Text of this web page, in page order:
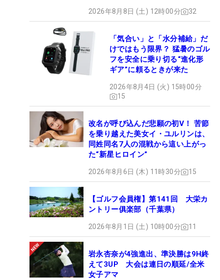
2026年8月8日 (土) 12時00分 32
「気合い」と「水分補給」だ
けではもう限界？ 猛暑のゴル
フを安全に乗り切る“進化形
ギア”に頼るときが来た
2026年8月4日 (火) 15時00分
15
改名が呼び込んだ悲願の初V！ 苦節
を乗り越えた美女イ・ユルリンは、
同姓同名7人の混戦から這い上がっ
た“新星ヒロイン”
2026年8月6日 (木) 11時30分 15
【ゴルフ会員権】第141回 大栄カ
ントリー俱楽部（千葉県）
2026年8月1日 (土) 10時00分 11
岩永杏奈が4強進出、準決勝は9H終
えて3UP 大会は連日の順延/全米
女子アマ